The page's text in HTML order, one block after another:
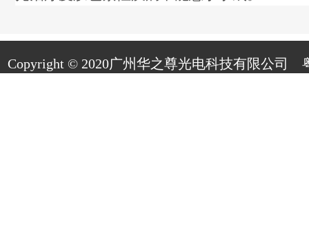
Copyright © 2020广州华之尊光电科技有限公司